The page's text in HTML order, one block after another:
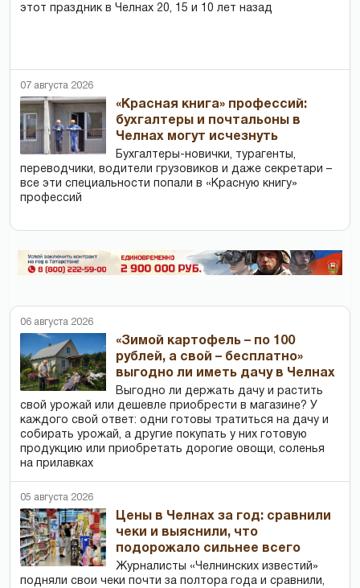
этот праздник в Челнах 20, 15 и 10 лет назад
07 августа 2026
«Красная книга» профессий:
бухгалтеры и почтальоны в
Челнах могут исчезнуть
Бухгалтеры-новички, тур­агенты,
переводчики, водители грузовиков и даже секретари –
все эти специальности попали в «Красную книгу»
профессий
06 августа 2026
«Зимой картофель – по 100
рублей, а свой – бесплатно»
выгодно ли иметь дачу в Челнах
Выгодно ли держать дачу и растить
свой урожай или дешевле приобрести в магазине? У
каждого свой ответ: одни готовы тратиться на дачу и
собирать урожай, а другие покупать у них готовую
продукцию или приобретать дорогие овощи, соленья
на прилавках
05 августа 2026
Цены в Челнах за год: сравнили
чеки и выяснили, что
подорожало сильнее всего
Журналисты «Челнинских известий»
подняли свои чеки почти за полтора года и сравнили,